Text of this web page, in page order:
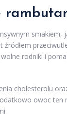
smakiem,
rodniki i
cholesterolu
owoc ten